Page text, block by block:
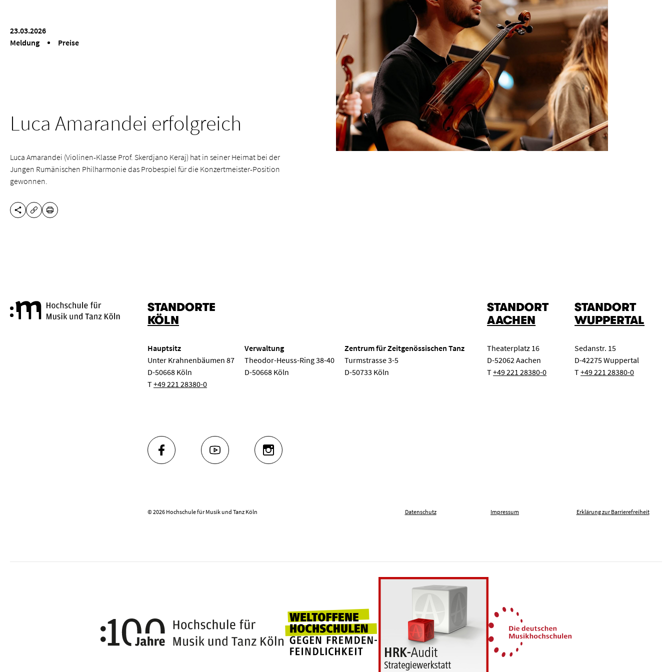
23.03.2026
Meldung
Preise
Luca Amarandei erfolgreich
Luca Amarandei (Violinen-Klasse Prof. Skerdjano Keraj) hat in seiner Heimat bei der
Jungen Rumänischen Philharmonie das Probespiel für die Konzertmeister-Position
gewonnen.
DIESE SEITE TEILEN
URL KOPIEREN
DRUCKEN
Hochschule für Musik und Tanz Köln
STANDORTE
KÖLN
Hauptsitz
Unter Krahnenbäumen 87
D-50668 Köln
T+49 221 28380-0
Verwaltung
Theodor-Heuss-Ring 38-40
D-50668 Köln
Zentrum für Zeitgenössischen Tanz
Turmstrasse 3-5
D-50733 Köln
STANDORT
AACHEN
Theaterplatz 16
D-52062 Aachen
T+49 221 28380-0
STANDORT
WUPPERTAL
Sedanstr. 15
D-42275 Wuppertal
T+49 221 28380-0
FACEBOOK YOUTUBE INSTAGRAM
© 2026 Hochschule für Musik und Tanz Köln Datenschutz Impressum Erklärung zur Barrierefreiheit
100 Jahre Hochschule für Musik und Tanz Köln
Weltoffene Hochschulen gegen Fremdenfeindlichkeit